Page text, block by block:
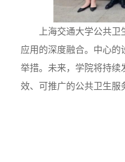
上海交通大学公共
应用的深度融合。中心
举措。未来，学院将持续
效、可推广的公共卫生服